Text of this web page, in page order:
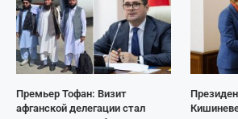
Премьер Тофан: Визит
афганской делегации стал